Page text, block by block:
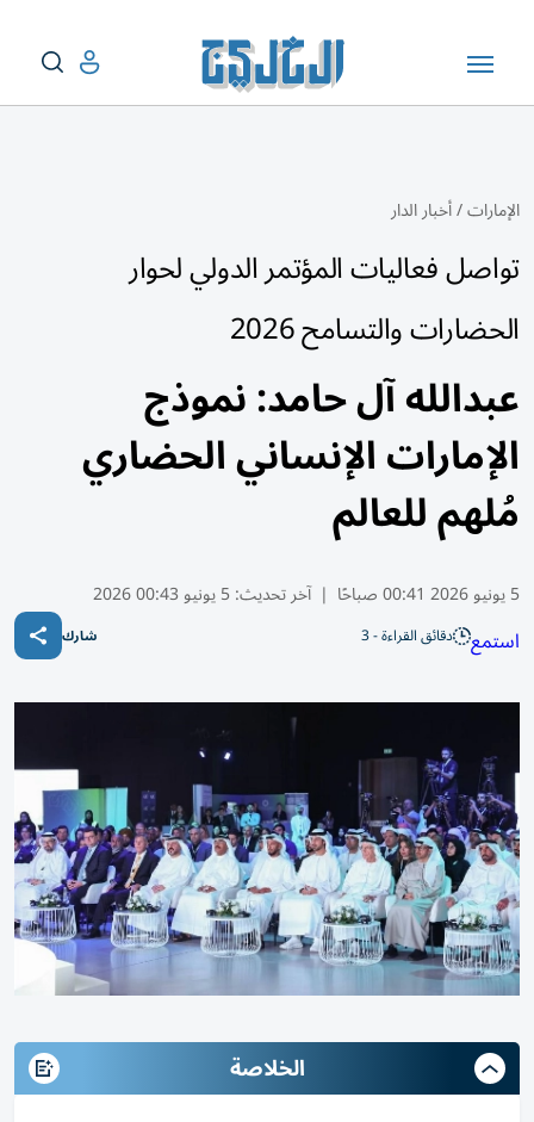
الإمارات/أخبار الدار
تواصل فعاليات المؤتمر الدولي لحوار
الحضارات والتسامح 2026
عبدالله آل حامد: نموذج
الإمارات الإنساني الحضاري
مُلهم للعالم
5 يونيو 2026 00:41 صباحًا | آخر تحديث:5 يونيو 00:43 2026
استمع دقائق القراءة - 3 شارك
الخلاصة